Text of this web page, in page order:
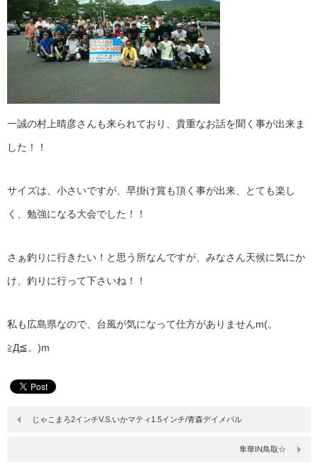
一誠の村上晴彦さんも来られており、貴重なお話を聞く事が出来ま
した！！
サイズは、小さいですが、早掛け賞も頂く事が出来、とても楽し
く、勉強になる大会でした！！
さぁ釣りに行きたい！と思う所なんですが、みなさん天候に気にか
け、釣りに行って下さいね！！
私も広島県なので、台風が気になって仕方がありませんm(。
≧Д≦。)m
じゃこまろ2インチV.S.いかマティ1.5インチ/青森デイメバル
隼華IN鳥取☆